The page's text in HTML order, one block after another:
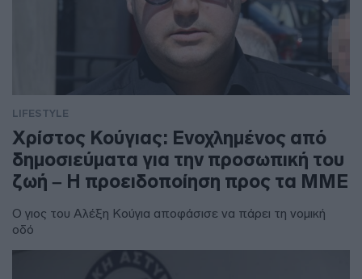
LIFESTYLE
Χρίστος Κούγιας: Ενοχλημένος από
δημοσιεύματα για την προσωπική του
ζωή – Η προειδοποίηση προς τα ΜΜΕ
Ο γιος του Αλέξη Κούγια αποφάσισε να πάρει τη νομική
οδό